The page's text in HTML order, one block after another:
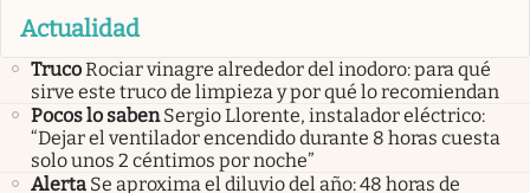
Actualidad
TrucoRociar vinagre alrededor del inodoro: para qué
sirve este truco de limpieza y por qué lo recomiendan
Pocos lo saben Sergio Llorente, instalador eléctrico:
“Dejar el ventilador encendido durante 8 horas cuesta
solo unos 2 céntimos por noche”
Alerta Se aproxima el diluvio del año: 48 horas de